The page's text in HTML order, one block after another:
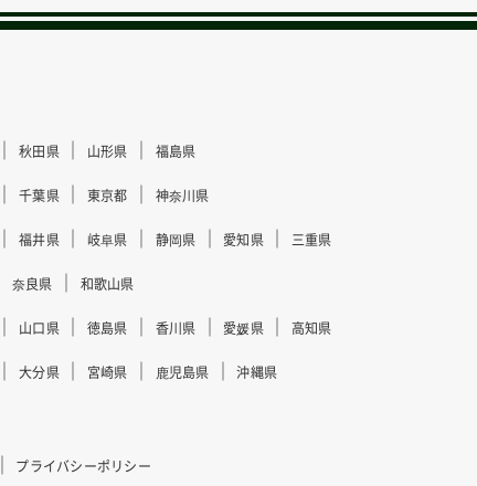
｜秋田県｜ 山形県 ｜ 福島県
｜千葉県｜ 東京都 ｜ 神奈川県
｜福井県｜ 岐阜県 ｜ 静岡県 ｜ 愛知県｜ 三重県
奈良県 ｜ 和歌山県
｜ 山口県｜ 徳島県 ｜ 香川県 ｜ 愛媛県｜ 高知県
｜大分県｜ 宮崎県 ｜ 鹿児島県 ｜沖縄県
｜ プライバシーポリシー